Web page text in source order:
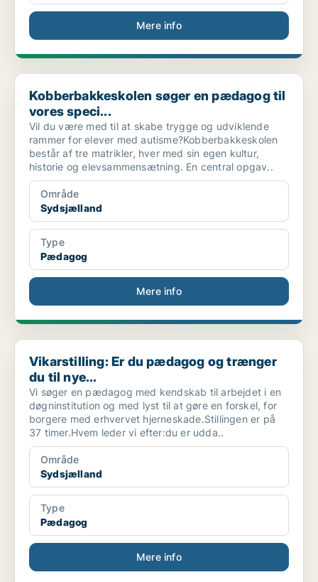
Mere info
Kobberbakkeskolen søger en pædagog til vores speci...
Kobberbakkeskolen søger en pædagog til
vores speci...
Vil du være med til at skabe trygge og udviklende
rammer for elever med autisme?Kobberbakkeskolen
består af tre matrikler, hver med sin egen kultur,
historie og elevsammensætning. En central opgav..
Område
Sydsjælland
Type
Pædagog
Mere info
Vikarstilling: Er du pædagog og trænger du til nye...
Vikarstilling: Er du pædagog og trænger
du til nye...
Vi søger en pædagog med kendskab til arbejdet i en
døgninstitution og med lyst til at gøre en forskel, for
borgere med erhvervet hjerneskade.Stillingen er på
37 timer.Hvem leder vi efter:du er udda..
Område
Sydsjælland
Type
Pædagog
Mere info